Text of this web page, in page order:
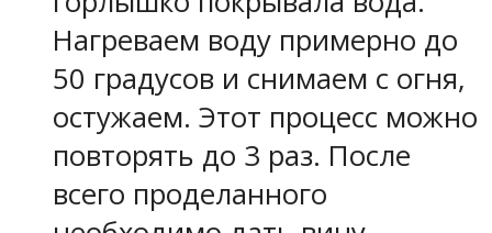
Нагреваем воду примерно до
50 градусов и снимаем с огня,
остужаем. Этот процесс можно
повторять до 3 раз. После
всего проделанного